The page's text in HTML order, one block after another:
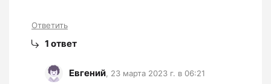
Ответить
1 ответ
Евгений 23 марта 2023 г. в 06:21